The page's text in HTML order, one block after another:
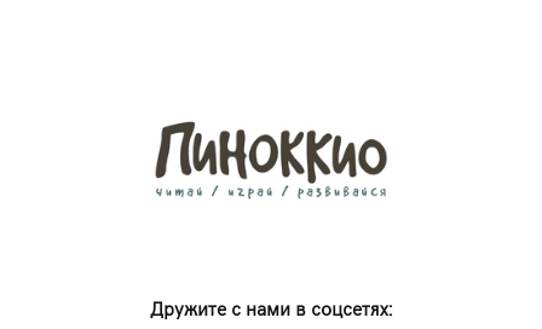
Дружите с нами в соцсетях: